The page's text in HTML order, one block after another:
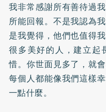
我非常感謝所有善待過
所能回報。不是我認為
是我覺得，他們也值得
很多美好的人，建立起
惜。你世面見多了，就
每個人都能像我們這樣
一點什麼。